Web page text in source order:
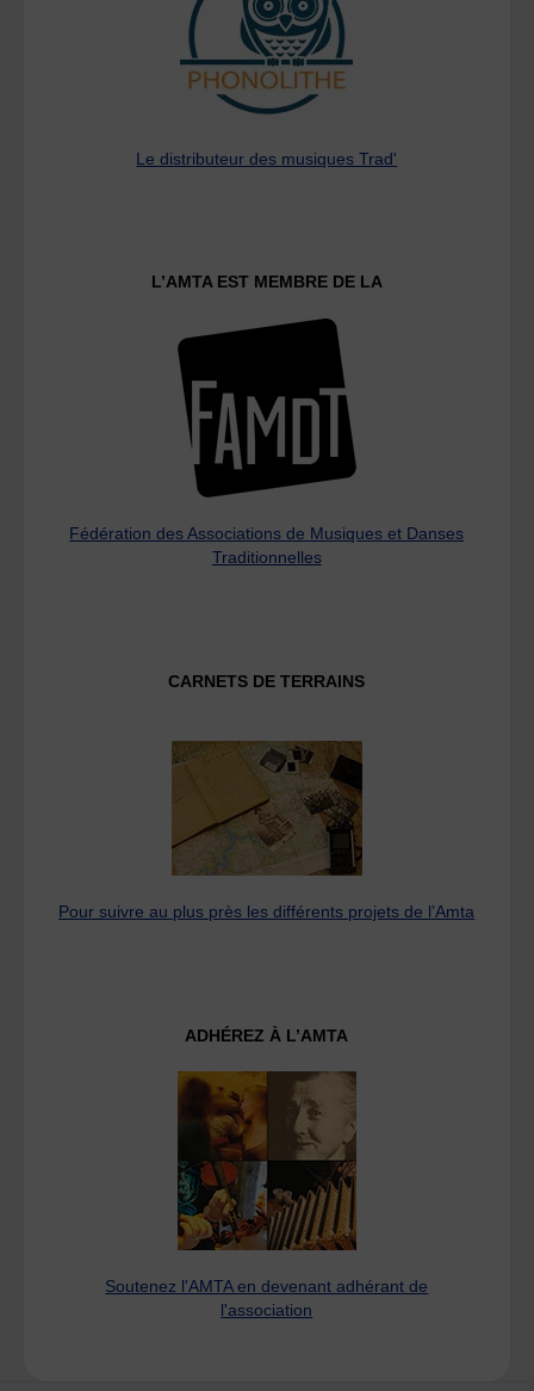
Le distributeur des musiques Trad'
L’AMTA EST MEMBRE DE LA
Fédération des Associations de Musiques et Danses
Traditionnelles
CARNETS DE TERRAINS
Pour suivre au plus près les différents projets de l’Amta
ADHÉREZ À L’AMTA
Soutenez l'AMTA en devenant adhérant de
l'association